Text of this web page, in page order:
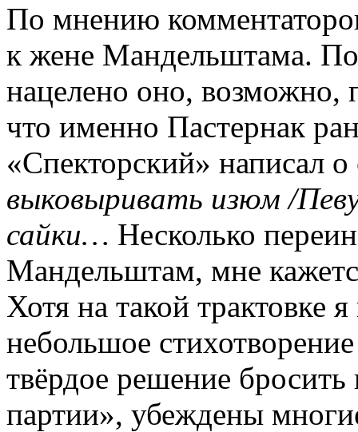
По мнению
к жене Мандельштама.
нацелено оно, возможно,
что именно Пастернак
«Спекторский» написал
выковыривать изюм /
сайки… Несколько
Мандельштам, мне
Хотя на такой трактовке
небольшое
твёрдое решение
партии», убеждены